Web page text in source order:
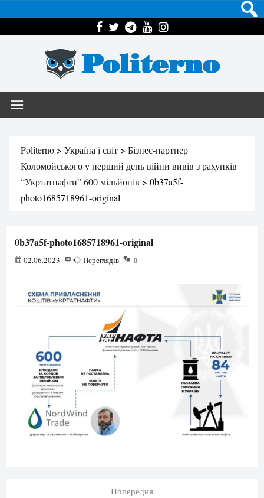
Politerno
Politerno > Україна і світ > Бізнес-партнер
Коломойського у перший день війни вивів з рахунків
“Укртатнафти” 600 мільйонів > 0b37a5f-
photo1685718961-original
0b37a5f-photo1685718961-original
02.06.2023 78 Переглядів 0
Попередня